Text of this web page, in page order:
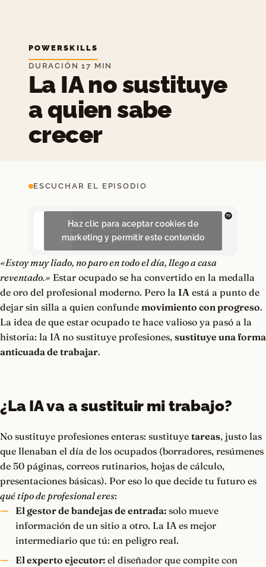
POWERSKILLS
DURACIÓN 17 MIN
La IA no sustituye
a quien sabe
crecer
ESCUCHAR EL EPISODIO
Haz clic para aceptar cookies de
marketing y permitir este contenido
«Estoy muy liado, no paro en todo el día, llego a casa
reventado.» Estar ocupado se ha convertido en la medalla
de oro del profesional moderno. Pero la IA está a punto de
dejar sin silla a quien confunde movimiento con progreso.
La idea de que estar ocupado te hace valioso ya pasó a la
historia: la IA no sustituye profesiones, sustituye una forma
anticuada de trabajar.
¿La IA va a sustituir mi trabajo?
No sustituye profesiones enteras: sustituye tareas, justo las
que llenaban el día de los ocupados (borradores, resúmenes
de 50 páginas, correos rutinarios, hojas de cálculo,
presentaciones básicas). Por eso lo que decide tu futuro es
qué tipo de profesional eres:
El gestor de bandejas de entrada:solo mueve
información de un sitio a otro. La IA es mejor
intermediario que tú: en peligro real.
El experto ejecutor:el diseñador que compite con